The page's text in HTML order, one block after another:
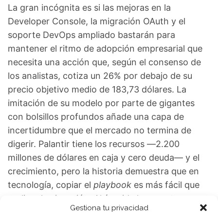
Gestiona tu privacidad
La gran incógnita es si las mejoras en la
Developer Console, la migración OAuth y el
soporte DevOps ampliado bastarán para
mantener el ritmo de adopción empresarial que
necesita una acción que, según el consenso de
los analistas, cotiza un 26% por debajo de su
precio objetivo medio de 183,73 dólares. La
imitación de su modelo por parte de gigantes
con bolsillos profundos añade una capa de
incertidumbre que el mercado no termina de
digerir. Palantir tiene los recursos —2.200
millones de dólares en caja y cero deuda— y el
crecimiento, pero la historia demuestra que en
tecnología, copiar el playbook es más fácil que
replicar la ejecución. Ahí reside la apuesta.